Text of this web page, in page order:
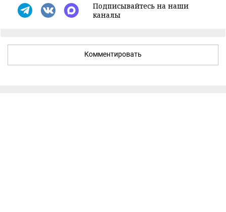
Подписывайтесь на наши
каналы
Комментировать